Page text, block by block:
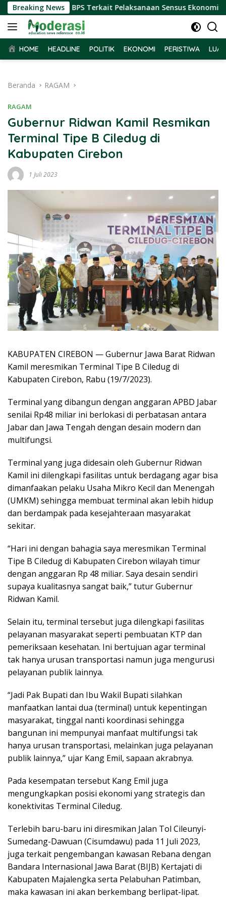
Langsung
ke
konten
Breaking News
Audiensi BPS Terkait Pelaksanaan Sensus Ekonomi 2026
HOME HEADLINE POLITIK EKONOMI PERISTIWA
Beranda RAGAM
RAGAM
Gubernur Ridwan Kamil Resmikan
Terminal Tipe B Ciledug di
Kabupaten Cirebon
1 Juli 2023
KABUPATEN CIREBON — Gubernur Jawa Barat Ridwan
Kamil meresmikan Terminal Tipe B Ciledug di
Kabupaten Cirebon, Rabu (19/7/2023).
Terminal yang dibangun dengan anggaran APBD Jabar
senilai Rp48 miliar ini berlokasi di perbatasan antara
Jabar dan Jawa Tengah dengan desain modern dan
multifungsi.
Terminal yang juga didesain oleh Gubernur Ridwan
Kamil ini dilengkapi fasilitas untuk berdagang agar bisa
dimanfaakan pelaku Usaha Mikro Kecil dan Menengah
(UMKM) sehingga membuat terminal akan lebih hidup
dan berdampak pada kesejahteraan masyarakat
sekitar.
“Hari ini dengan bahagia saya meresmikan Terminal
Tipe B Ciledug di Kabupaten Cirebon wilayah timur
dengan anggaran Rp 48 miliar. Saya desain sendiri
supaya kualitasnya sangat baik,” tutur Gubernur
Ridwan Kamil.
Selain itu, terminal tersebut juga dilengkapi fasilitas
pelayanan masyarakat seperti pembuatan KTP dan
pemeriksaan kesehatan. Ini bertujuan agar terminal
tak hanya urusan transportasi namun juga mengurusi
pelayanan publik lainnya.
“Jadi Pak Bupati dan Ibu Wakil Bupati silahkan
manfaatkan lantai dua (terminal) untuk kepentingan
masyarakat, tinggal nanti koordinasi sehingga
bangunan ini mempunyai manfaat multifungsi tak
hanya urusan transportasi, melainkan juga pelayanan
publik lainnya,” ujar Kang Emil, sapaan akrabnya.
Pada kesempatan tersebut Kang Emil juga
mengungkapkan posisi ekonomi yang strategis dan
konektivitas Terminal Ciledug.
Terlebih baru-baru ini diresmikan Jalan Tol Cileunyi-
Sumedang-Dawuan (Cisumdawu) pada 11 Juli 2023,
juga terkait pengembangan kawasan Rebana dengan
Bandara Internasional Jawa Barat (BIJB) Kertajati di
Kabupaten Majalengka serta Pelabuhan Patimban,
maka kawasan ini akan berkembang berlipat-lipat.